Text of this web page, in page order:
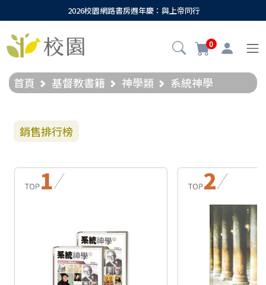
2026校園網路書房週年慶：與上帝同行
0
首頁 基督教書籍 神學類 系統神學
銷售排行榜